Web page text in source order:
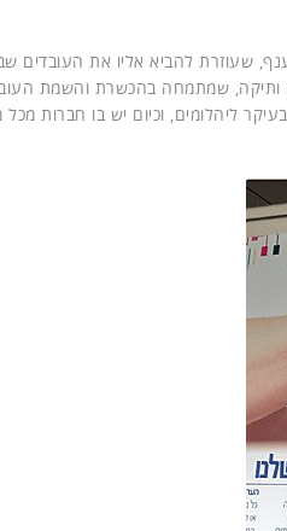
שעוזרת להביא אליו את העובדים
שמתמחה בהכשרת והשמת
ליהלומים, וכיום יש בו חברות מכל